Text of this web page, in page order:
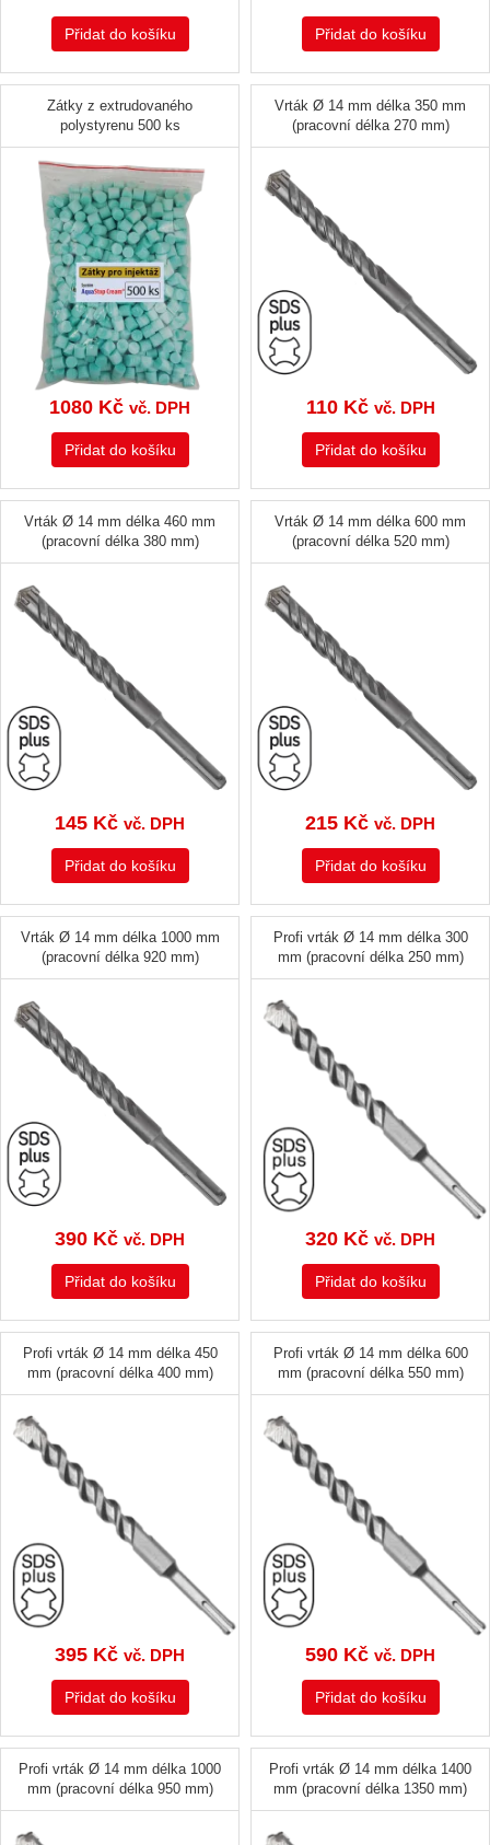
Přidat do košíku Přidat do košíku
Zátky z extrudovaného
polystyrenu 500 ks
1080 Kč vč. DPH
Přidat do košíku
Vrták Ø 14 mm délka 350 mm
(pracovní délka 270 mm)
110 Kč vč. DPH
Přidat do košíku
Vrták Ø 14 mm délka 460 mm
(pracovní délka 380 mm)
145 Kč vč. DPH
Přidat do košíku
Vrták Ø 14 mm délka 600 mm
(pracovní délka 520 mm)
215 Kč vč. DPH
Přidat do košíku
Vrták Ø 14 mm délka 1000 mm
(pracovní délka 920 mm)
390 Kč vč. DPH
Přidat do košíku
Profi vrták Ø 14 mm délka 300
mm (pracovní délka 250 mm)
320 Kč vč. DPH
Přidat do košíku
Profi vrták Ø 14 mm délka 450
mm (pracovní délka 400 mm)
395 Kč vč. DPH
Přidat do košíku
Profi vrták Ø 14 mm délka 600
mm (pracovní délka 550 mm)
590 Kč vč. DPH
Přidat do košíku
Profi vrták Ø 14 mm délka 1000
mm (pracovní délka 950 mm)
Profi vrták Ø 14 mm délka 1400
mm (pracovní délka 1350 mm)